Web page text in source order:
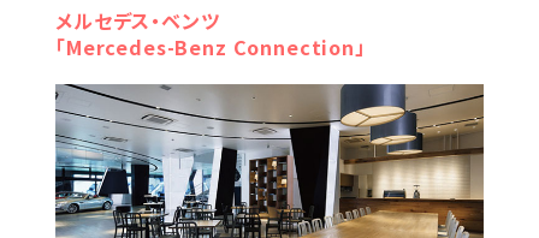
メルセデス・ベンツ
「Mercedes-Benz Connection」